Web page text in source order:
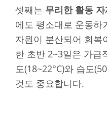
셋째는 무리한 활동 자
에도 평소대로 운동하
자원이 분산되어 회복
한 초반 2~3일은 가급
도(18~22°C)와 습도
것도 중요합니다.